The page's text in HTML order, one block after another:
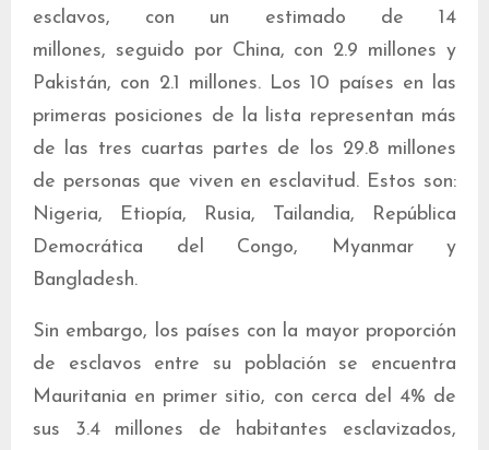
esclavos, con un estimado de 14
millones, seguido por China, con 2.9 millones y
Pakistán, con 2.1 millones. Los 10 países en las
primeras posiciones de la lista representan más
de las tres cuartas partes de los 29.8 millones
de personas que viven en esclavitud. Estos son:
Nigeria, Etiopía, Rusia, Tailandia, República
Democrática del Congo, Myanmar y
Bangladesh.
Sin embargo, los países con la mayor proporción
de esclavos entre su población se encuentra
Mauritania en primer sitio, con cerca del 4% de
sus 3.4 millones de habitantes esclavizados,